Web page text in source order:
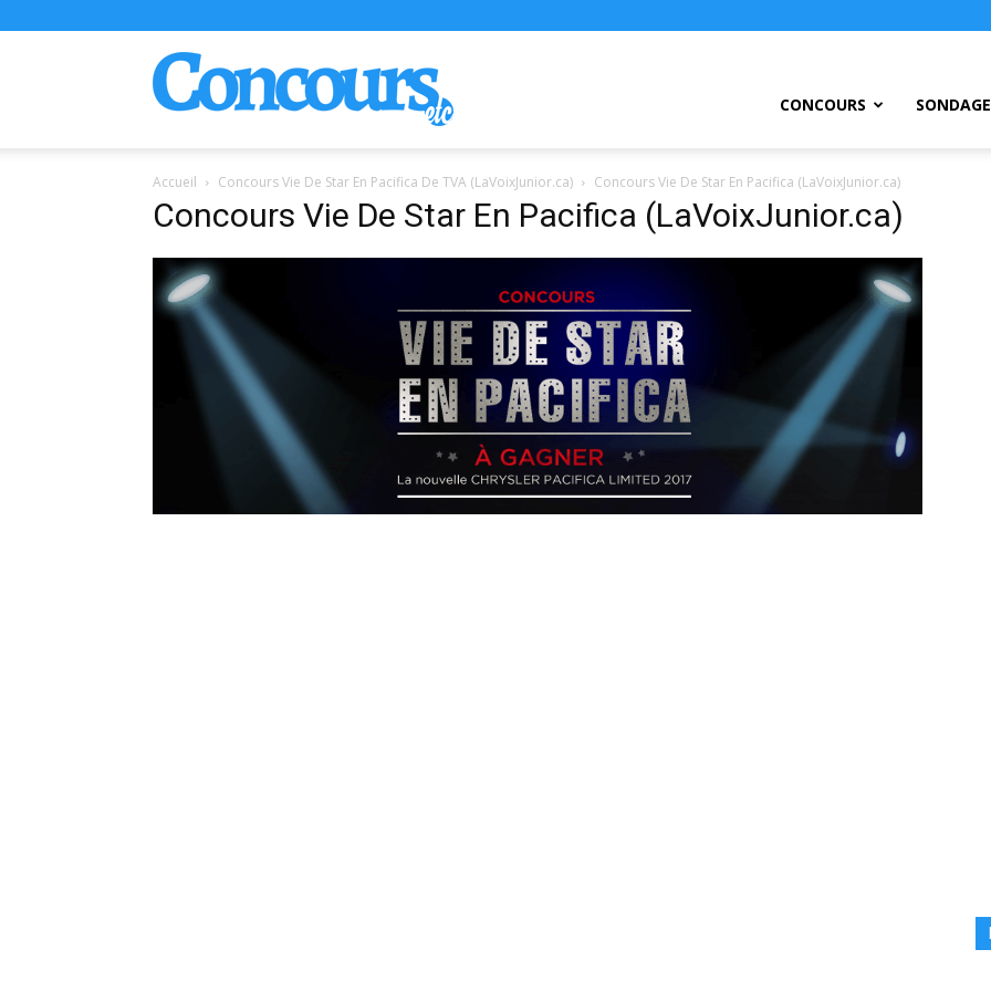
CONCOURS
Accueil Concours Vie De Star En Pacifica De TVA (LaVoixJunior.ca) Concours Vie De Star En Pacifica (LaVoixJunior.ca)
Concours Vie De Star En Pacifica (LaVoixJunior.ca)